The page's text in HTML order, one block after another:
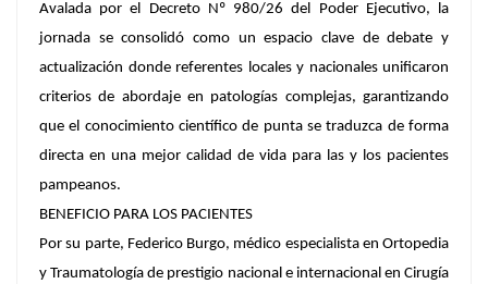
Avalada por el Decreto Nº 980/26 del Poder Ejecutivo, la
jornada se consolidó como un espacio clave de debate y
actualización donde referentes locales y nacionales unificaron
criterios de abordaje en patologías complejas, garantizando
que el conocimiento científico de punta se traduzca de forma
directa en una mejor calidad de vida para las y los pacientes
pampeanos.
BENEFICIO PARA LOS PACIENTES
Por su parte, Federico Burgo, médico especialista en Ortopedia
y Traumatología de prestigio nacional e internacional en Cirugía